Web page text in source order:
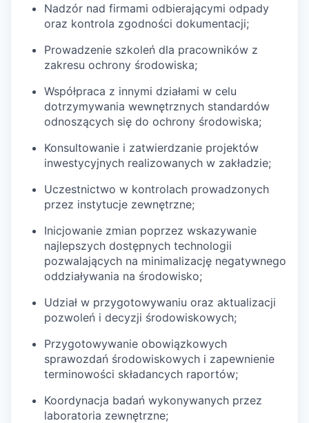
Nadzór nad firmami odbierającymi odpady
oraz kontrola zgodności dokumentacji;
Prowadzenie szkoleń dla pracowników z
zakresu ochrony środowiska;
Współpraca z innymi działami w celu
dotrzymywania wewnętrznych standardów
odnoszących się do ochrony środowiska;
Konsultowanie i zatwierdzanie projektów
inwestycyjnych realizowanych w zakładzie;
Uczestnictwo w kontrolach prowadzonych
przez instytucje zewnętrzne;
Inicjowanie zmian poprzez wskazywanie
najlepszych dostępnych technologii
pozwalających na minimalizację negatywnego
oddziaływania na środowisko;
Udział w przygotowywaniu oraz aktualizacji
pozwoleń i decyzji środowiskowych;
Przygotowywanie obowiązkowych
sprawozdań środowiskowych i zapewnienie
terminowości składancych raportów;
Koordynacja badań wykonywanych przez
laboratoria zewnętrzne;